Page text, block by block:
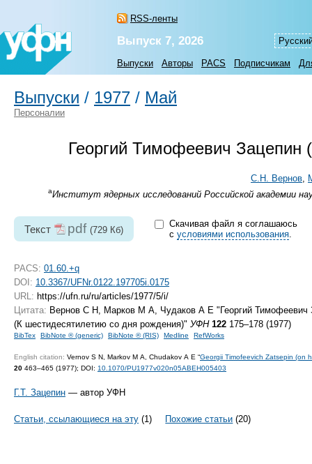
RSS-ленты
Выпуск 7, 2026
Выпуски Авторы PACS Подписчикам
Выпуски / 1977 / Май
Персоналии
Георгий Тимофеевич Зацепин
С.Н. Вернов,
аИнститут ядерных исследований Российской академии
Текст pdf (729 Кб)
Скачивая файл я соглашаюсь
с условиями использования.
PACS: 01.60.+q
DOI: 10.3367/UFNr.0122.197705i.0175
URL: https://ufn.ru/ru/articles/1977/5/i/
Цитата: Вернов С Н, Марков М А, Чудаков А Е "Георгий Тимофеевич
(К шестидесятилетию со дня рождения)" УФН 122 175–178 (1977)
BibTex BibNote ® (generic) BibNote ® (RIS) Medline RefWorks
English citation: Vernov S N, Markov M A, Chudakov A E “Georgii Timofeevich Zatsepin (on
20 463–465 (1977); DOI: 10.1070/PU1977v020n05ABEH005403
Г.Т. Зацепин — автор УФН
Статьи, ссылающиеся на эту (1) Похожие статьи (20)